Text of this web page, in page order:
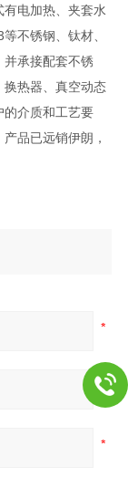
电加热、夹套水
不锈钢、钛材、
承接配套不锈
热器、真空动态
的介质和工艺要
品已远销伊朗，